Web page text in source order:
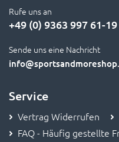
Rufe uns an
+49 (0) 9363 997 61-19
Sende uns eine Nachricht
info
Service
Vertrag Widerrufen
FAQ - Häufig gestellte